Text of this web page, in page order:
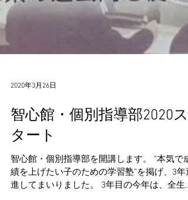
2020年3月26日
智心館・個別指導部2020ス
タート